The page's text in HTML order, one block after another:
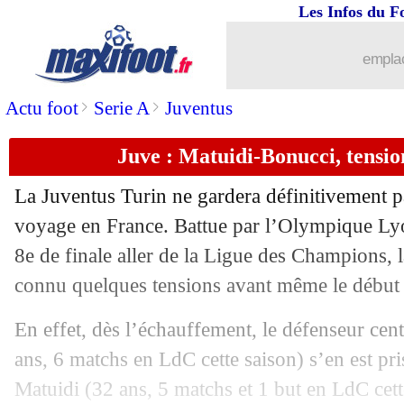
Actu foot> Serie A> Juventus
Les Infos du
Juve : Matuidi-Bonucci,
La Juventus Turin ne gardera définitivement
voyage en France. Battue par l’Olympique
8e de finale aller de la Ligue des Champions,
connu quelques tensions avant même le
En effet, dès l’échauffement, le défenseur
ans, 6 matchs en LdC cette saison) s’en est
Matuidi (32 ans, 5 matchs et 1 but en LdC
Liverpool : un bénéfice de 49 M€ en
27/02 Hongrie: un coach écarté à cause du
27/02 Miami: Messi et Ronaldo, Beckham
27/02 Montréal: T. Henry en quarts de
PSG : Leverkusen, Tuchel a conseillé
27/02 Braga: l'ancien Marseillais Rolando
27/02 Man City : Laporte blessé, Guardiola